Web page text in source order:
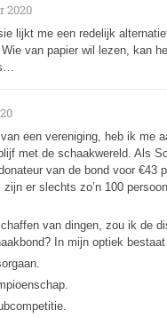
2020
lijkt me een redelijk
van papier wil lezen, kan
een vereniging, heb ik me
met de schaakwereld. Als
van de bond voor €43
er slechts zo’n 100
van dingen, zou ik de
In mijn optiek